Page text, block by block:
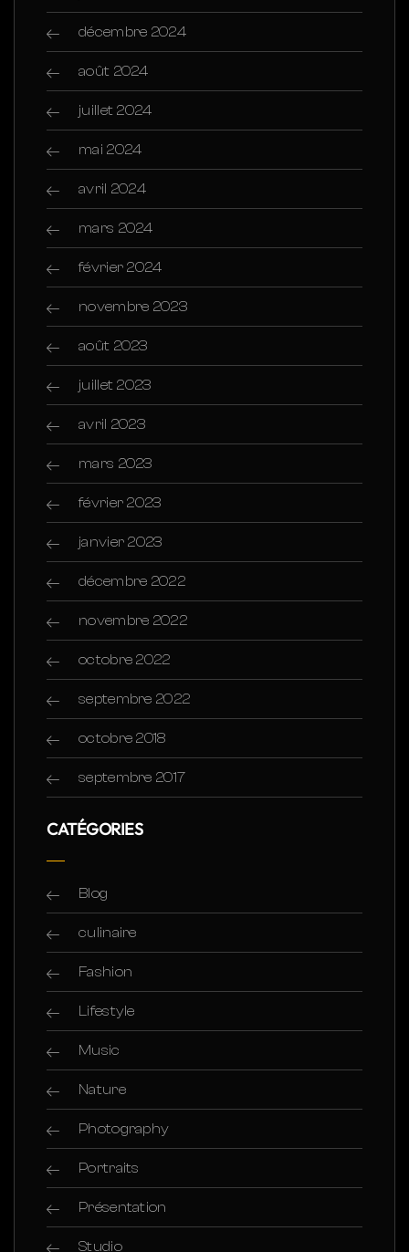
décembre 2024
août 2024
juillet 2024
mai 2024
avril 2024
mars 2024
février 2024
novembre 2023
août 2023
juillet 2023
avril 2023
mars 2023
février 2023
janvier 2023
décembre 2022
novembre 2022
octobre 2022
septembre 2022
octobre 2018
septembre 2017
CATÉGORIES
Blog
culinaire
Fashion
Lifestyle
Music
Nature
Photography
Portraits
Présentation
Studio